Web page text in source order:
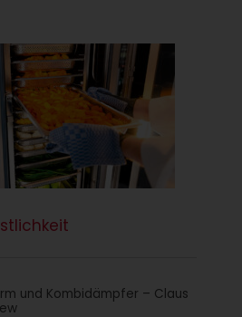
und Kombidämpfer – Claus